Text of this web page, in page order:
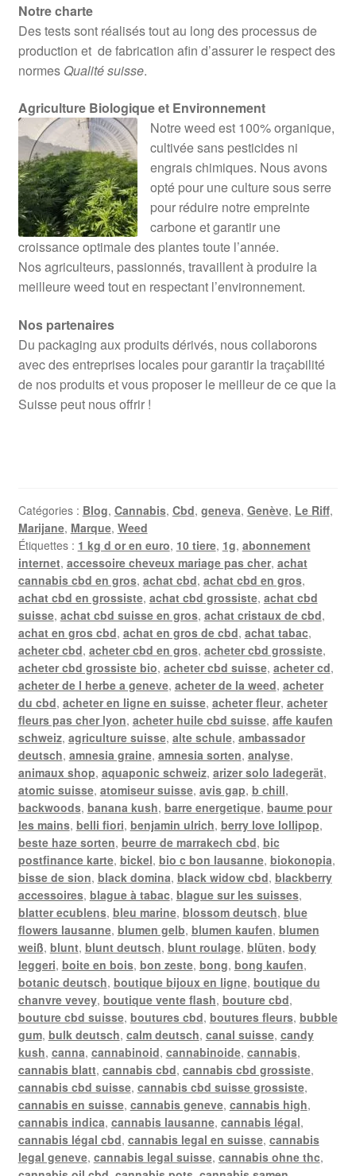
Notre charte
Des tests sont réalisés tout au long des processus de
production et de fabrication afin d’assurer le respect des
normes Qualité suisse.
Agriculture Biologique et Environnement
Notre weed est 100% organique,
cultivée sans pesticides ni
engrais chimiques. Nous avons
opté pour une culture sous serre
pour réduire notre empreinte
carbone et garantir une
croissance optimale des plantes toute l’année.
Nos agriculteurs, passionnés, travaillent à produire la
meilleure weed tout en respectant l’environnement.
Nos partenaires
Du packaging aux produits dérivés, nous collaborons
avec des entreprises locales pour garantir la traçabilité
de nos produits et vous proposer le meilleur de ce que la
Suisse peut nous offrir !
Catégories : Blog, Cannabis, Cbd, geneva, Genève, Le Riff,
Marijane, Marque, Weed
Étiquettes : 1 kg d or en euro, 10 tiere, 1g, abonnement
internet, accessoire cheveux mariage pas cher, achat
cannabis cbd en gros, achat cbd, achat cbd en gros,
achat cbd en grossiste, achat cbd grossiste, achat cbd
suisse, achat cbd suisse en gros, achat cristaux de cbd,
achat en gros cbd, achat en gros de cbd, achat tabac,
acheter cbd, acheter cbd en gros, acheter cbd grossiste,
acheter cbd grossiste bio, acheter cbd suisse, acheter cd,
acheter de l herbe a geneve, acheter de la weed, acheter
du cbd, acheter en ligne en suisse, acheter fleur, acheter
fleurs pas cher lyon, acheter huile cbd suisse, affe kaufen
schweiz, agriculture suisse, alte schule, ambassador
deutsch, amnesia graine, amnesia sorten, analyse,
animaux shop, aquaponic schweiz, arizer solo ladegerät,
atomic suisse, atomiseur suisse, avis gap, b chill,
backwoods, banana kush, barre energetique, baume pour
les mains, belli fiori, benjamin ulrich, berry love lollipop,
beste haze sorten, beurre de marrakech cbd, bic
postfinance karte, bickel, bio c bon lausanne, biokonopia,
bisse de sion, black domina, black widow cbd, blackberry
accessoires, blague à tabac, blague sur les suisses,
blatter ecublens, bleu marine, blossom deutsch, blue
flowers lausanne, blumen gelb, blumen kaufen, blumen
weiß, blunt, blunt deutsch, blunt roulage, blüten, body
leggeri, boite en bois, bon zeste, bong, bong kaufen,
botanic deutsch, boutique bijoux en ligne, boutique du
chanvre vevey, boutique vente flash, bouture cbd,
bouture cbd suisse, boutures cbd, boutures fleurs, bubble
gum, bulk deutsch, calm deutsch, canal suisse, candy
kush, canna, cannabinoid, cannabinoide, cannabis,
cannabis blatt, cannabis cbd, cannabis cbd grossiste,
cannabis cbd suisse, cannabis cbd suisse grossiste,
cannabis en suisse, cannabis geneve, cannabis high,
cannabis indica, cannabis lausanne, cannabis légal,
cannabis légal cbd, cannabis legal en suisse, cannabis
legal geneve, cannabis legal suisse, cannabis ohne thc,